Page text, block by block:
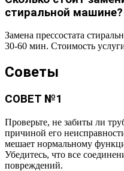
стиральной машине?
Замена прессостата
30-60 мин. Стоимость
Советы
СОВЕТ №1
Проверьте, не забиты ли
причиной его
мешает нормальному
Убедитесь, что все
повреждений.